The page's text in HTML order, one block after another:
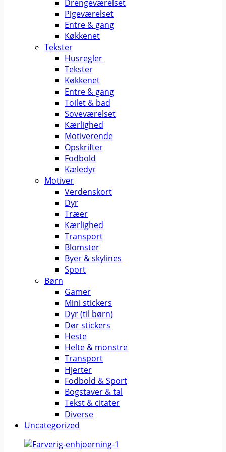
Drengeværelset
Pigeværelset
Entre & gang
Køkkenet
Tekster
Husregler
Tekster
Køkkenet
Entre & gang
Toilet & bad
Soveværelset
Kærlighed
Motiverende
Opskrifter
Fodbold
Kæledyr
Motiver
Verdenskort
Dyr
Træer
Kærlighed
Transport
Blomster
Byer & skylines
Sport
Børn
Gamer
Mini stickers
Dyr (til børn)
Dør stickers
Heste
Helte & monstre
Transport
Hjerter
Fodbold & Sport
Bogstaver & tal
Tekst & citater
Diverse
Uncategorized